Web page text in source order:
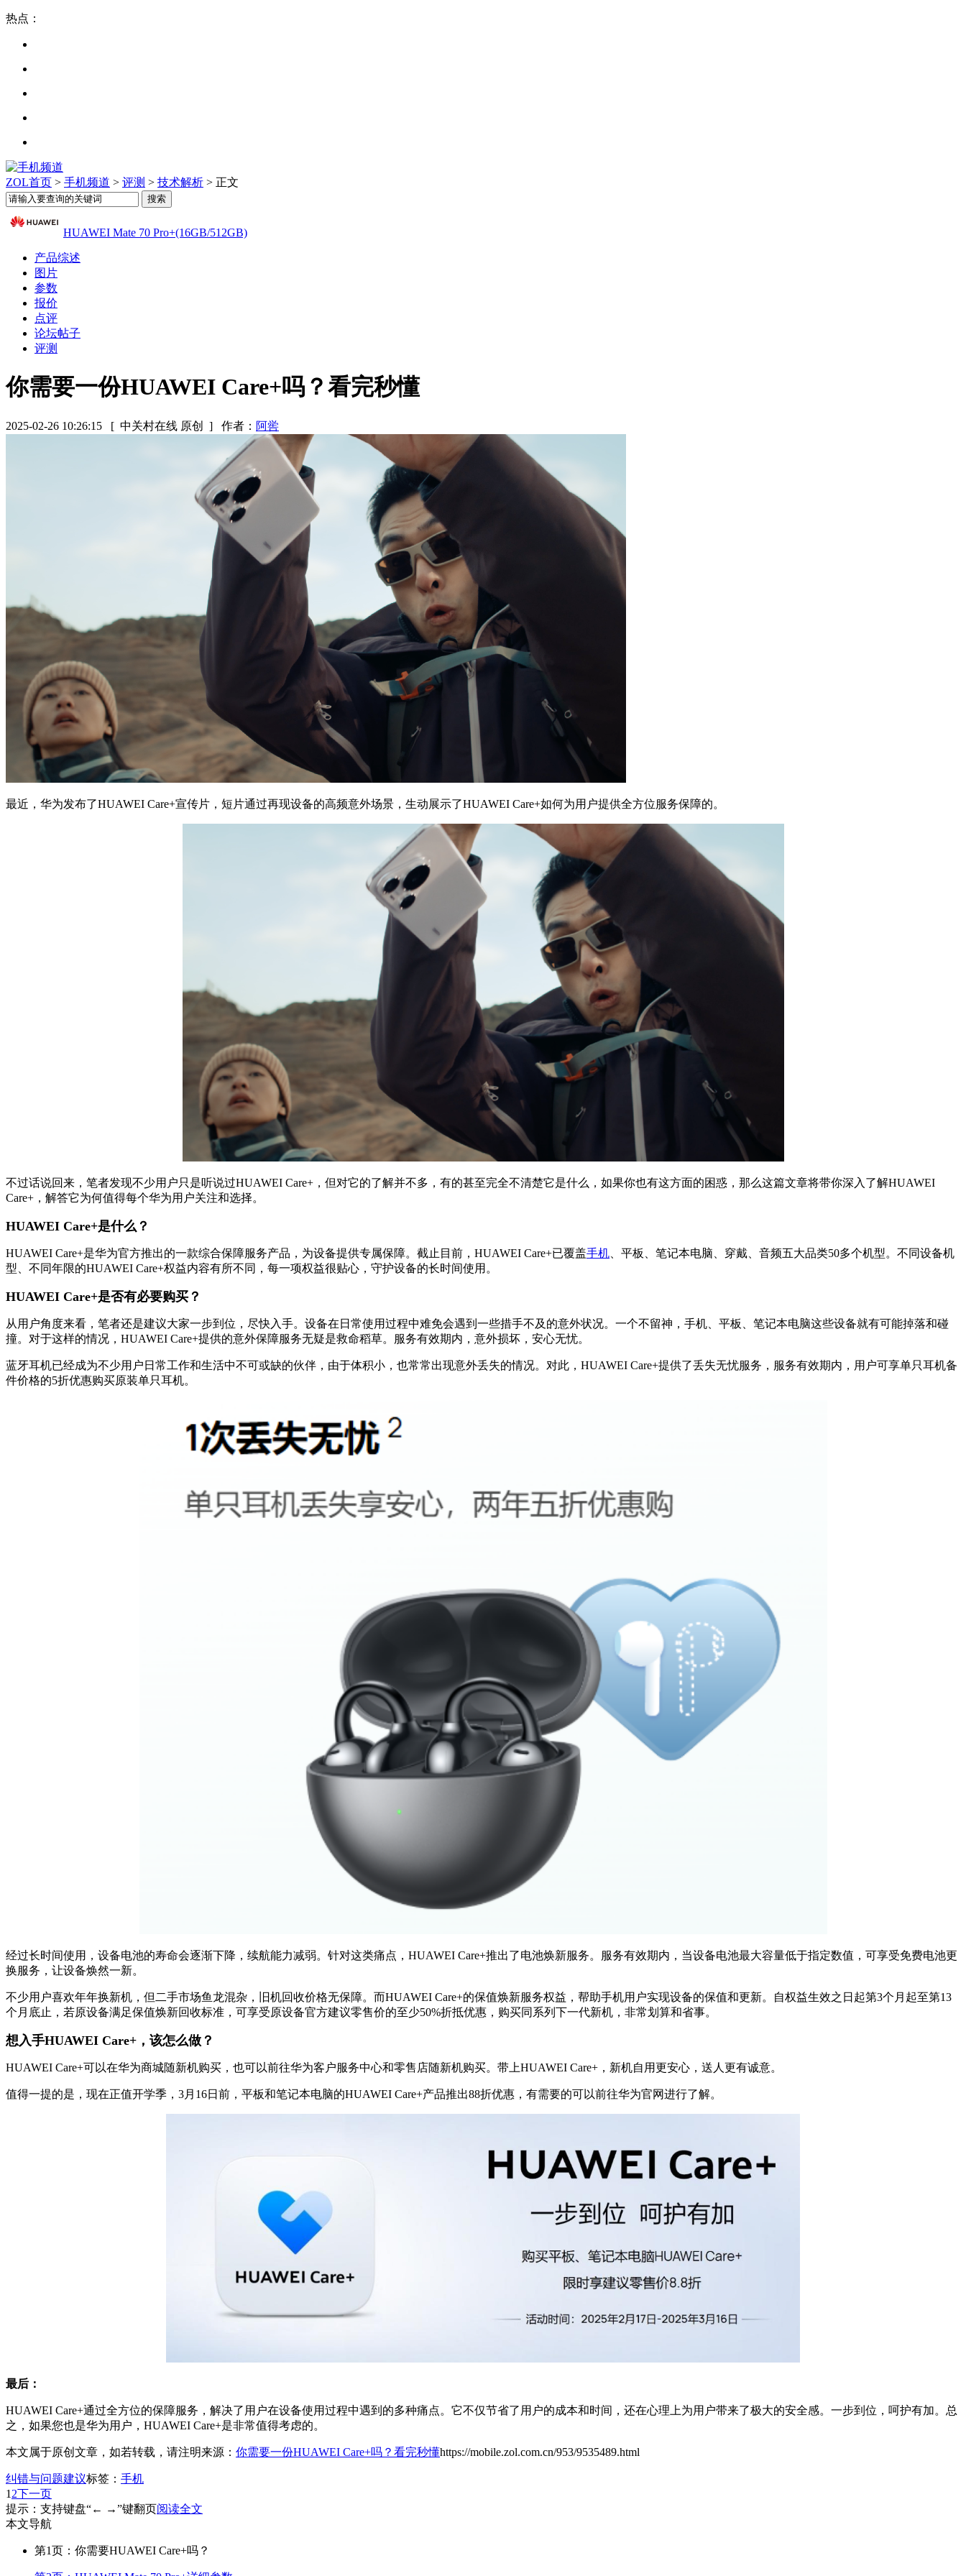
热点：
ZOL首页 > 手机频道 > 评测 > 技术解析 > 正文
HUAWEI Mate 70 Pro+(16GB/512GB)
产品综述
图片
参数
报价
点评
论坛帖子
评测
你需要一份HUAWEI Care+吗？看完秒懂
2025-02-26 10:26:15 [ 中关村在线 原创 ] 作者： 阿喾
最近，华为发布了HUAWEI Care+宣传片，短片通过再现设备的高频意外场景，生动展示了HUAWEI Care+如何为用户提供全方位服务保障的。
不过话说回来，笔者发现不少用户只是听说过HUAWEI Care+，但对它的了解并不多，有的甚至完全不清楚它是什么，如果你也有这方面的困惑，那么这篇文章将带你深入了解HUAWEI
Care+，解答它为何值得每个华为用户关注和选择。
HUAWEI Care+是什么？
HUAWEI Care+是华为官方推出的一款综合保障服务产品，为设备提供专属保障。截止目前，HUAWEI Care+已覆盖手机 、平板、笔记本电脑、穿戴、音频五大品类50多个机型。不同设备机
型、不同年限的HUAWEI Care+权益内容有所不同，每一项权益很贴心，守护设备的长时间使用。
HUAWEI Care+是否有必要购买？
从用户角度来看，笔者还是建议大家一步到位，尽快入手。设备在日常使用过程中难免会遇到一些措手不及的意外状况。一个不留神，手机、平板、笔记本电脑这些设备就有可能掉落和碰
撞。对于这样的情况，HUAWEI Care+提供的意外保障服务无疑是救命稻草。服务有效期内，意外损坏，安心无忧。
蓝牙耳机已经成为不少用户日常工作和生活中不可或缺的伙伴，由于体积小，也常常出现意外丢失的情况。对此，HUAWEI Care+提供了丢失无忧服务，服务有效期内，用户可享单只耳机备
件价格的5折优惠购买原装单只耳机。
经过长时间使用，设备电池的寿命会逐渐下降，续航能力减弱。针对这类痛点，HUAWEI Care+推出了电池焕新服务。服务有效期内，当设备电池最大容量低于指定数值，可享受免费电池更
换服务，让设备焕然一新。
不少用户喜欢年年换新机，但二手市场鱼龙混杂，旧机回收价格无保障。而HUAWEI Care+的保值焕新服务权益，帮助手机用户实现设备的保值和更新。自权益生效之日起第3个月起至第13
个月底止，若原设备满足保值焕新回收标准，可享受原设备官方建议零售价的至少50%折抵优惠，购买同系列下一代新机，非常划算和省事。
想入手HUAWEI Care+，该怎么做？
HUAWEI Care+可以在华为商城随新机购买，也可以前往华为客户服务中心和零售店随新机购买。带上HUAWEI Care+，新机自用更安心，送人更有诚意。
值得一提的是，现在正值开学季，3月16日前，平板和笔记本电脑的HUAWEI Care+产品推出88折优惠，有需要的可以前往华为官网进行了解。
最后：
HUAWEI Care+通过全方位的保障服务，解决了用户在设备使用过程中遇到的多种痛点。它不仅节省了用户的成本和时间，还在心理上为用户带来了极大的安全感。一步到位，呵护有加。总
之，如果您也是华为用户，HUAWEI Care+是非常值得考虑的。
本文属于原创文章，如若转载，请注明来源： 你需要一份HUAWEI Care+吗？看完秒懂https://mobile.zol.com.cn/953/9535489.html
纠错与问题建议标签： 手机
12下一页
提示：支持键盘“← →”键翻页阅读全文
本文导航
第1页：你需要HUAWEI Care+吗？